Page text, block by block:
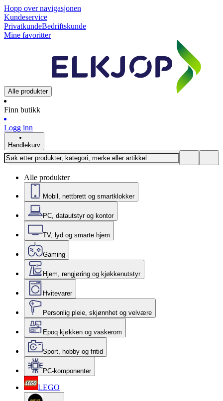
Hopp over navigasjonen
Kundeservice
PrivatkundeBedriftskunde
Mine favoritter
Alle produkter
Finn butikk
Logg inn
Handlekurv
Alle produkter
Mobil, nettbrett og smartklokker
PC, datautstyr og kontor
TV, lyd og smarte hjem
Gaming
Hjem, rengjøring og kjøkkenutstyr
Hvitevarer
Personlig pleie, skjønnhet og velvære
Epoq kjøkken og vaskerom
Sport, hobby og fritid
PC-komponenter
LEGO